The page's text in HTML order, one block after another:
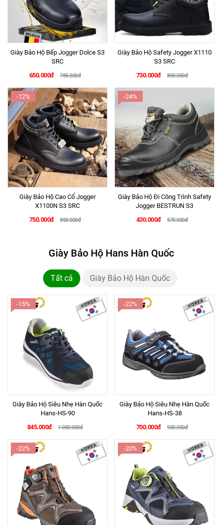
Giày Bảo Hộ Bếp Jogger Dolce S3
SRC
650.000đ
785.000đ
Giày Bảo Hộ Safety Jogger X1110
S3 SRC
730.000đ
800.000đ
-12%
Giày Bảo Hộ Cao Cổ Jogger
X1100N S3 SRC
750.000đ
853.000đ
-24%
Giày Bảo Hộ Đi Công Trình Safety
Jogger BESTRUN S3
430.000đ
570.000đ
Giày Bảo Hộ Hans Hàn Quốc
Tất cả Giày Bảo Hộ Hàn Quốc
-15%
Giày Bảo Hộ Siêu Nhẹ Hàn Quốc
Hans-HS-90
845.000đ
1.000.000đ
-22%
Giày Bảo Hộ Siêu Nhẹ Hàn Quốc
Hans-HS-38
700.000đ
900.000đ
-22% -20%